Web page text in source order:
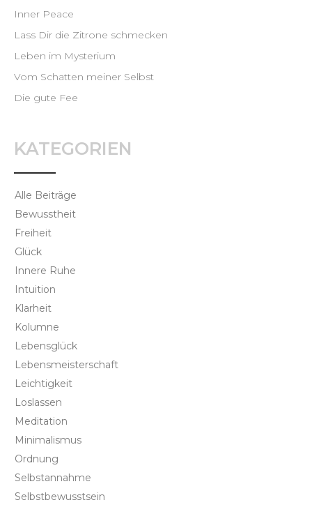
Inner Peace
Lass Dir die Zitrone schmecken
Leben im Mysterium
Vom Schatten meiner Selbst
Die gute Fee
KATEGORIEN
Alle Beiträge
Bewusstheit
Freiheit
Glück
Innere Ruhe
Intuition
Klarheit
Kolumne
Lebensglück
Lebensmeisterschaft
Leichtigkeit
Loslassen
Meditation
Minimalismus
Ordnung
Selbstannahme
Selbstbewusstsein